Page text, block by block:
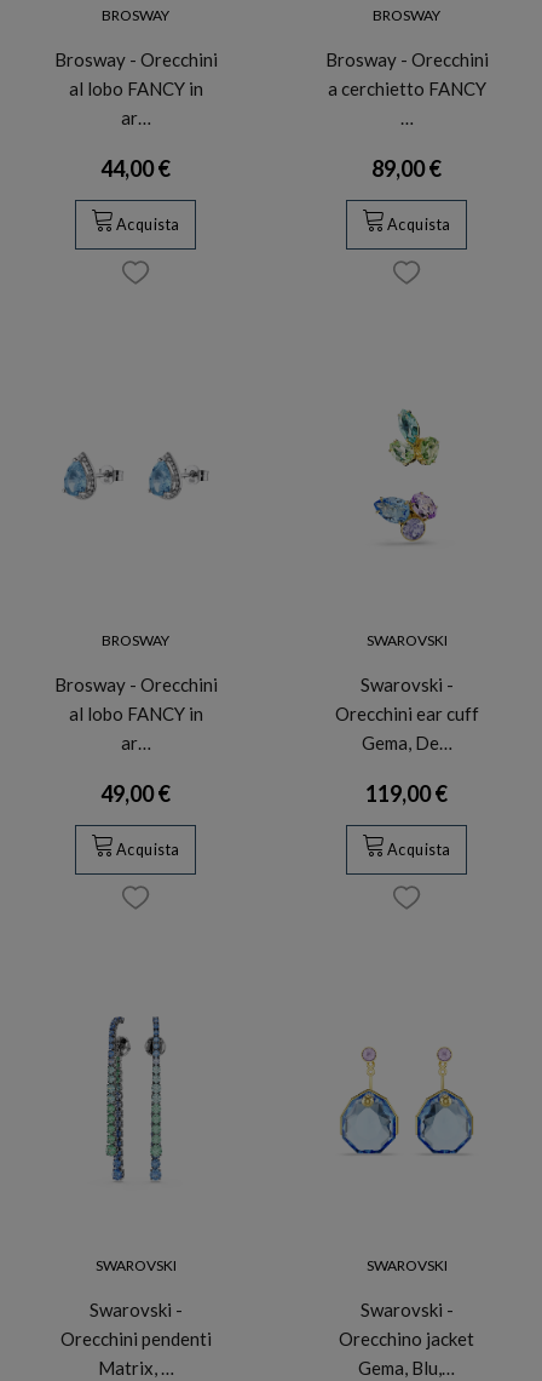
BROSWAY
Brosway - Orecchini
al lobo FANCY in
ar…
44,00 €
Acquista
BROSWAY
Brosway - Orecchini
a cerchietto FANCY
…
89,00 €
Acquista
BROSWAY
Brosway - Orecchini
al lobo FANCY in
ar…
49,00 €
Acquista
SWAROVSKI
Swarovski -
Orecchini ear cuff
Gema, De…
119,00 €
Acquista
SWAROVSKI
Swarovski -
Orecchini pendenti
Matrix, …
SWAROVSKI
Swarovski -
Orecchino jacket
Gema, Blu,…